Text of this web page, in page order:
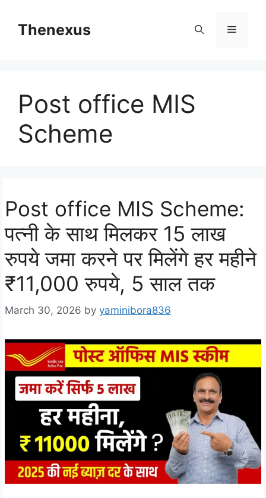
contentThenexus Menu
Post office MIS
Scheme
Post office MIS Scheme:
पत्नी के साथ मिलकर 15 लाख
रुपये जमा करने पर मिलेंगे हर महीने
₹11,000 रुपये, 5 साल तक
March 30, 2026 by yaminibora836